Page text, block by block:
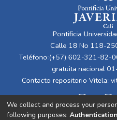
Pontificia
Calle 18 No 118-
Teléfono:(+57) 602-321-82-
gratuita nacional
Contacto repositorio Vitela:
We collect and process your
following purposes: